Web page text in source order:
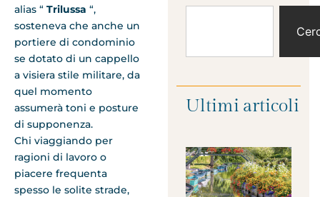
alias “ Trilussa “,
sosteneva che anche un
portiere di condominio
se dotato di un cappello
a visiera stile militare, da
quel momento
assumerà toni e posture
di supponenza.
Chi viaggiando per
ragioni di lavoro o
piacere frequenta
spesso le solite strade,
Ultimi articoli